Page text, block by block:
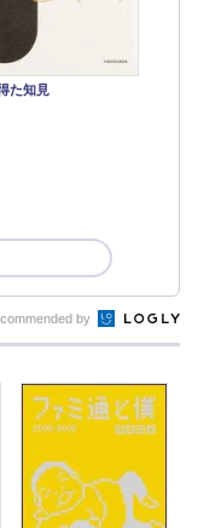
た知見
by